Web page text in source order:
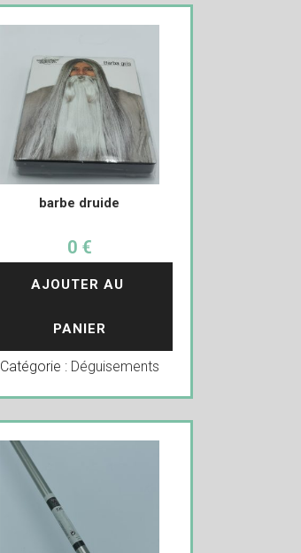
barbe druide
0 €
AJOUTER AU
PANIER
Catégorie : Déguisements